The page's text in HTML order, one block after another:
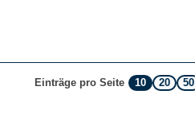
Einträge pro Seite 10 20 50